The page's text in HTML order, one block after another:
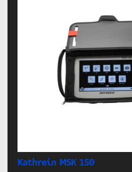
Kathrein MSK 150